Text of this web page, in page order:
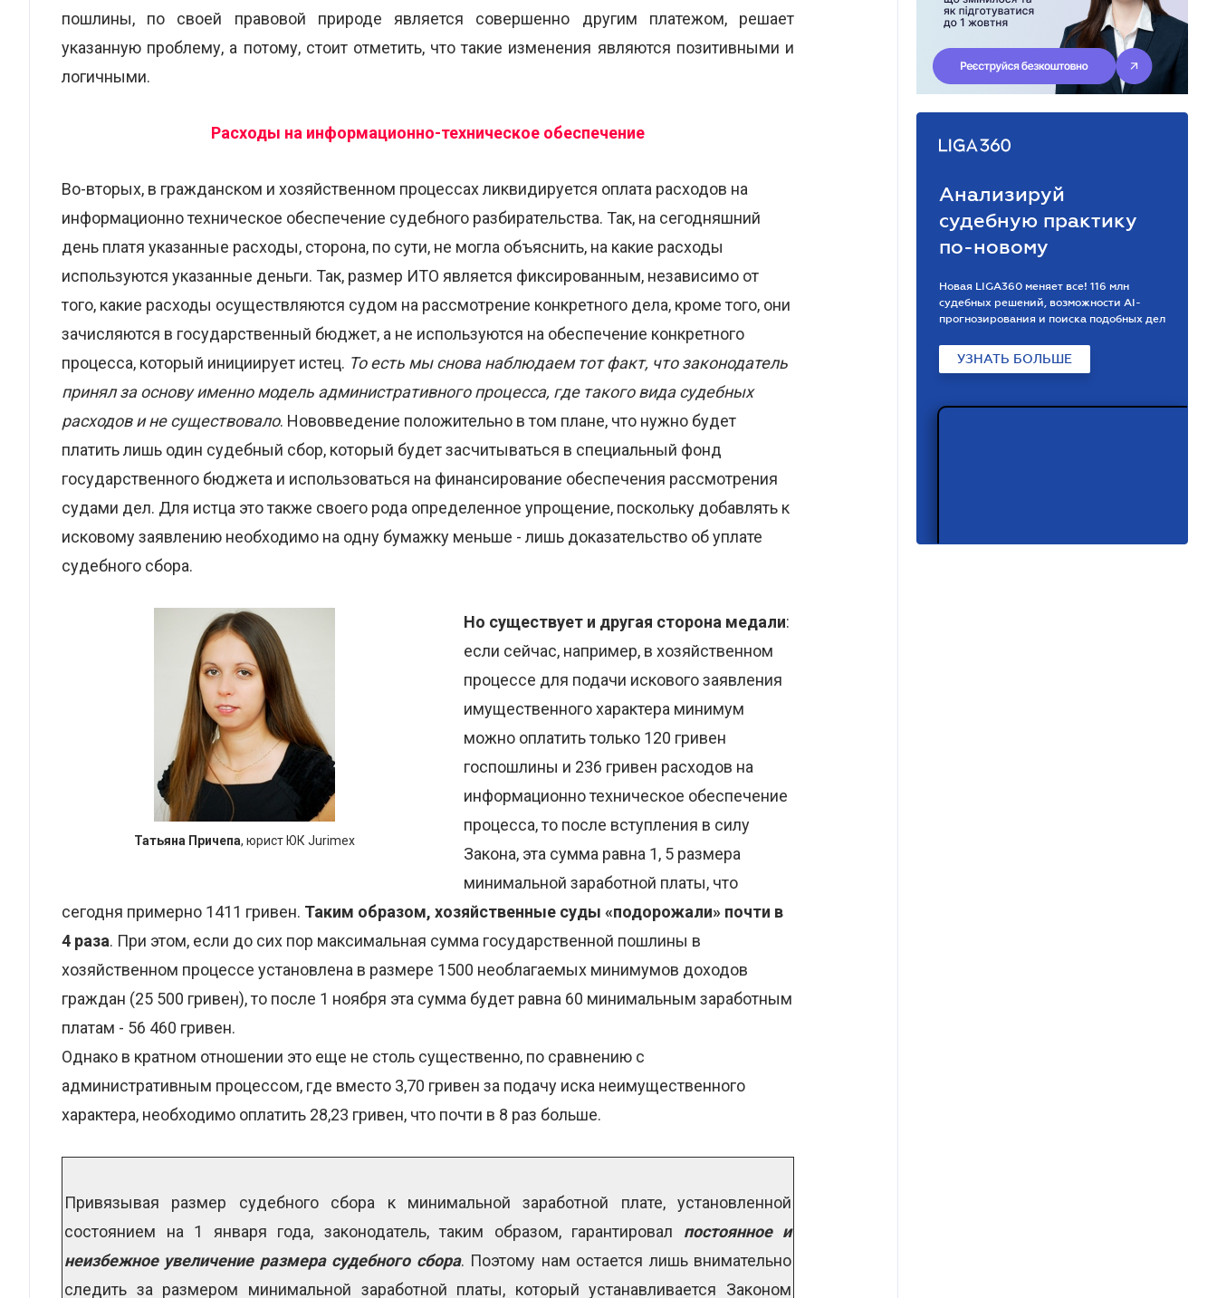
пошлины, по своей правовой природе является совершенно другим платежом, решает
указанную проблему, а потому, стоит отметить, что такие изменения являются позитивными и
логичными.
Расходы на информационно-техническое обеспечение
Во-вторых, в гражданском и хозяйственном процессах ликвидируется оплата расходов на
информационно техническое обеспечение судебного разбирательства. Так, на сегодняшний
день платя указанные расходы, сторона, по сути, не могла объяснить, на какие расходы
используются указанные деньги. Так, размер ИТО является фиксированным, независимо от
того, какие расходы осуществляются судом на рассмотрение конкретного дела, кроме того, они
зачисляются в государственный бюджет, а не используются на обеспечение конкретного
процесса, который инициирует истец. То есть мы снова наблюдаем тот факт, что законодатель
принял за основу именно модель административного процесса, где такого вида судебных
расходов и не существовало. Нововведение положительно в том плане, что нужно будет
платить лишь один судебный сбор, который будет засчитываться в специальный фонд
государственного бюджета и использоваться на финансирование обеспечения рассмотрения
судами дел. Для истца это также своего рода определенное упрощение, поскольку добавлять к
исковому заявлению необходимо на одну бумажку меньше - лишь доказательство об уплате
судебного сбора.
Татьяна Причепа, юрист ЮК Jurimex
Но существует и другая сторона медали:
если сейчас, например, в хозяйственном
процессе для подачи искового заявления
имущественного характера минимум
можно оплатить только 120 гривен
госпошлины и 236 гривен расходов на
информационно техническое обеспечение
процесса, то после вступления в силу
Закона, эта сумма равна 1, 5 размера
минимальной заработной платы, что
сегодня примерно 1411 гривен. Таким образом, хозяйственные суды «подорожали» почти в
4 раза. При этом, если до сих пор максимальная сумма государственной пошлины в
хозяйственном процессе установлена в размере 1500 необлагаемых минимумов доходов
граждан (25 500 гривен), то после 1 ноября эта сумма будет равна 60 минимальным заработным
платам - 56 460 гривен.
Однако в кратном отношении это еще не столь существенно, по сравнению с
административным процессом, где вместо 3,70 гривен за подачу иска неимущественного
характера, необходимо оплатить 28,23 гривен, что почти в 8 раз больше.
Привязывая размер судебного сбора к минимальной заработной плате, установленной
состоянием на 1 января года, законодатель, таким образом, гарантировал постоянное и
неизбежное увеличение размера судебного сбора. Поэтому нам остается лишь внимательно
следить за размером минимальной заработной платы, который устанавливается Законом
Анализируй
судебную практику
по-новому
Новая LIGA360 меняет все! 116 млн
судебных решений, возможности АІ-
прогнозирования и поиска подобных дел
УЗНАТЬ БОЛЬШЕ